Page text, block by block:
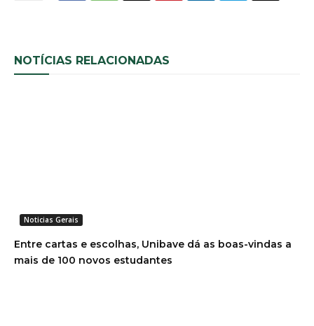
NOTÍCIAS RELACIONADAS
Noticias Gerais
Entre cartas e escolhas, Unibave dá as boas-vindas a
mais de 100 novos estudantes